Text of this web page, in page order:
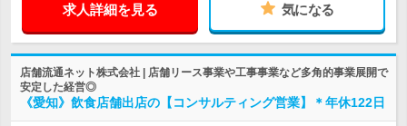
求人詳細を見る 気になる
店舗流通ネット株式会社 | 店舗リース事業や工事事業など多角的事業展開で
安定した経営◎
《愛知》飲食店舗出店の【コンサルティング営業】＊年休122日